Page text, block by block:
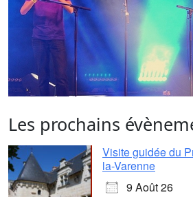
Les prochains
Visite guidée du
la-Varenne
9 Août 26